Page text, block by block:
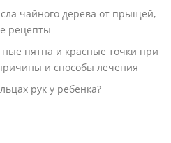
чайного дерева от прыщей,
рецепты
пятна и красные точки при
и способы лечения
рук у ребенка?